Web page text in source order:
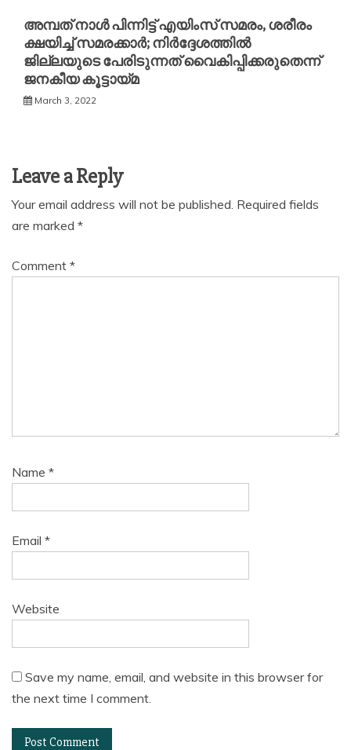
അമ്പത് നാൾ പിന്നിട്ട് എയിംസ് സമരം, ശരീരം
ക്ഷയിച്ച് സമരക്കാർ; നിർദ്ദേശത്തിൽ
ജില്ലയുടെ പേരിടുന്നത് വൈകിപ്പിക്കരുതെന്ന്
ജനകീയ കൂട്ടായ്മ
March 3, 2022
Leave a Reply
Your email address will not be published. Required fields
are marked *
Comment *
Name *
Email *
Website
Save my name, email, and website in this browser for
the next time I comment.